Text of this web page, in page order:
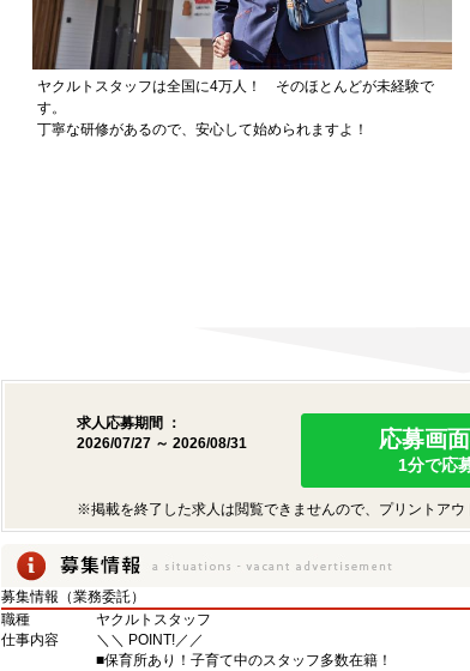
ヤクルトスタッフは全国に4万人！ そのほとんどが未経験で
す。
丁寧な研修があるので、安心して始められますよ！
求人応募期間 ：
2026/07/27 ～ 2026/08/31
応募画
1分で応
※掲載を終了した求人は閲覧できませんので、プリントアウ
募集情報（業務委託）
職種
ヤクルトスタッフ
仕事内容
＼＼ POINT!／／
■保育所あり！子育て中のスタッフ多数在籍！